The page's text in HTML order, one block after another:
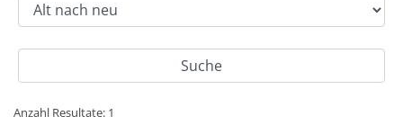
Anzahl Resultate: 1